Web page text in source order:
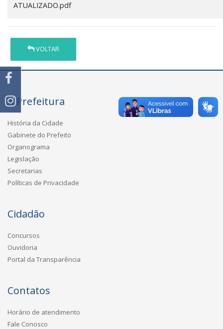
ATUALIZADO.pdf
VOLTAR
A Prefeitura
História da Cidade
Gabinete do Prefeito
Organograma
Legislação
Secretarias
Políticas de Privacidade
Cidadão
Concursos
Ouvidoria
Portal da Transparência
Contatos
Horário de atendimento
Fale Conosco